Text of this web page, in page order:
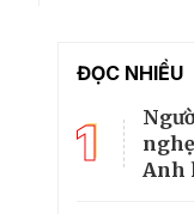
ĐỌC NHIỀU
1
Anh